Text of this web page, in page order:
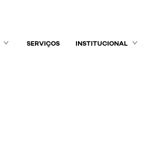
SERVIÇOS INSTITUCIONAL